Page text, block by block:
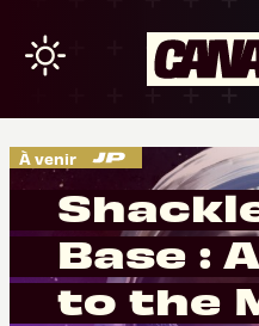
À venir
Base :
to the